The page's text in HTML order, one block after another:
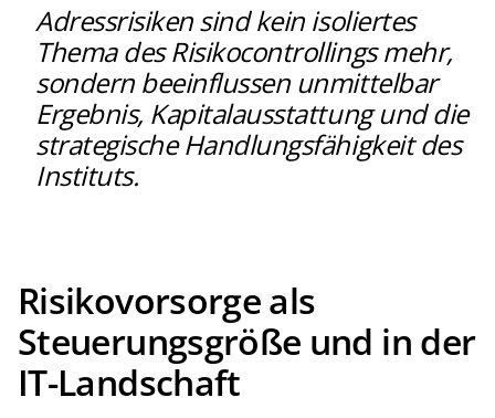
Adressrisiken sind kein isoliertes
Thema des Risikocontrollings mehr,
sondern beeinflussen unmittelbar
Ergebnis, Kapitalausstattung und die
strategische Handlungsfähigkeit des
Instituts.
Risikovorsorge als
Steuerungsgröße und in der
IT-Landschaft